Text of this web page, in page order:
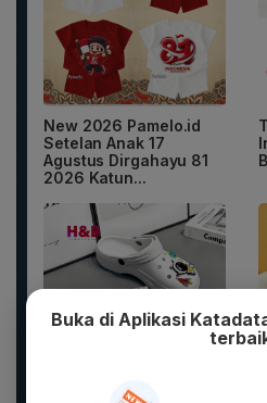
New 2026 Pamelo.id
Setelan Anak 17
Agustus Dirgahayu 81
2026 Katun...
Buka di Aplikasi